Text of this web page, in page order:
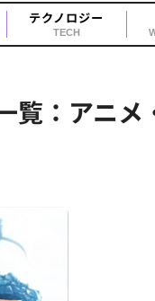
テクノロジー
TECH
：アニ